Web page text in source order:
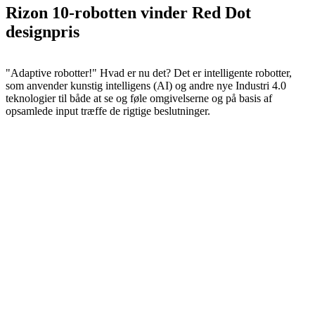
Rizon 10-robotten vinder Red Dot
designpris
"Adaptive robotter!" Hvad er nu det? Det er intelligente robotter,
som anvender kunstig intelligens (AI) og andre nye Industri 4.0
teknologier til både at se og føle omgivelserne og på basis af
opsamlede input træffe de rigtige beslutninger.